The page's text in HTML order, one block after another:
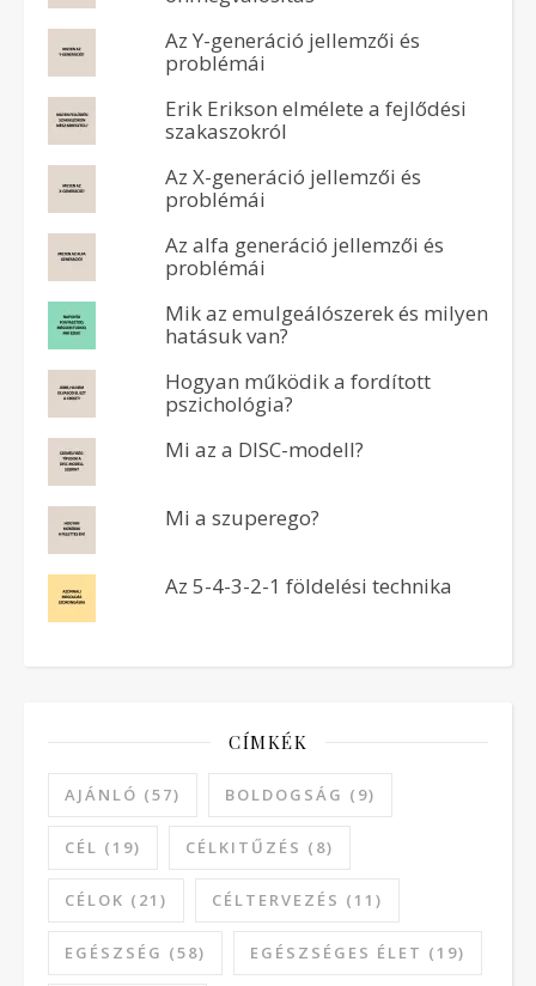
Az Y-generáció jellemzői és
problémái
Erik Erikson elmélete a fejlődési
szakaszokról
Az X-generáció jellemzői és
problémái
Az alfa generáció jellemzői és
problémái
Mik az emulgeálószerek és milyen
hatásuk van?
Hogyan működik a fordított
pszichológia?
Mi az a DISC-modell?
Mi a szuperego?
Az 5-4-3-2-1 földelési technika
CÍMKÉK
AJÁNLÓ (57) BOLDOGSÁG (9)
CÉL (19) CÉLKITŰZÉS (8)
CÉLOK (21) CÉLTERVEZÉS (11)
EGÉSZSÉG (58) EGÉSZSÉGES ÉLET (19)